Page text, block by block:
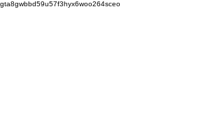
gta8gwbbd59u57f3hyx6woo264sceo